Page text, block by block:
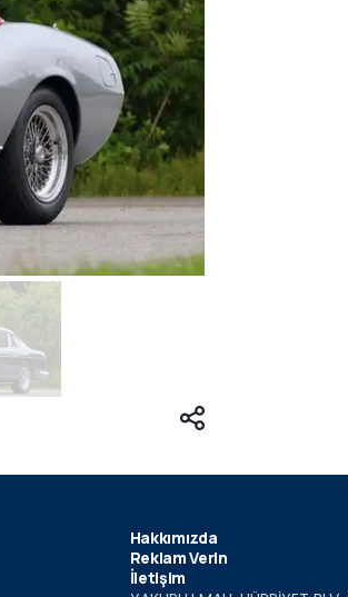
Hakkımızda
Reklam Verin
İletişim